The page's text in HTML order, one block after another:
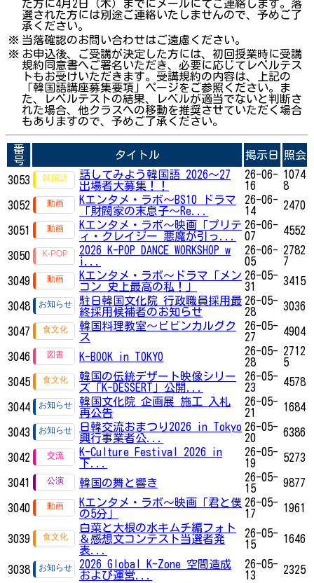
た方に4月2日（木）までにメールにてご連絡します。落
選された方には別途ご連絡いたしませんので、予めご了
承ください。
※ 当落確認のお問い合わせはご遠慮ください。
※ お申込後、ご受講が決定した方には、初回授業時に受講
規約同意書へご署名いただき、必要に応じてレベルテス
トもお受けいただきます。受講規約の内容は、上記の
「韓国語講座募集要項」ページをご参照ください。ま
た、レベルテストの結果、レベルが適当でないと判断さ
れた場合、他クラスへの移動を推奨させていただく場合
もありますので、予めご了承ください。
番
号
タイトル 掲示日 照会
3053
話してみよう韓国語 2026～27
出場者大募集！！
26-06-
16
1074
8
3052
Kエンタメ・ラボ～BS10 ドラマ
「財閥家の末息子～Re...
26-06-
14
2470
3051
Kエンタメ・ラボ～映画「プリテ
ィ・クレイジー 悪魔が引っ...
26-06-
07
4552
3050
2026 K-POP DANCE WORKSHOP w
i...
26-06-
05
2782
7
3049
Kエンタメ・ラボ～ドラマ「メン
コン 史上最高の私！」
26-05-
31
3415
3048
駐日韓国文化院 行政職員採用最
終採用候補者のお知らせ
26-05-
28
3036
3047
韓国料理教室～ビビンカルグク
ス
26-05-
27
4904
3046 K-BOOK in TOKYO
26-05-
28
2712
5
3045
韓国の伝統デザート映像シリー
ズ「K-DESSERT」公開...
26-05-
23
4578
3044
韓国文化院 企画展 施工 入札
再公告
26-05-
21
1684
3043
日韓交流おまつり2026 in Tokyo
興行事業者公...
26-05-
20
6386
3042
K-Culture Festival 2026 in
下...
26-05-
19
5273
3041 韓国の舞と響き
26-05-
15
9877
3040
Kエンタメ・ラボ～映画「君と僕
の5分」
26-05-
17
1961
3039
白菜と大根の水キムチ編フォト
＆感想文コンテスト当選者発
表...
26-05-
15
1646
3038
2026 Global K-Zone 空間造成
および運営...
26-05-
13
2325